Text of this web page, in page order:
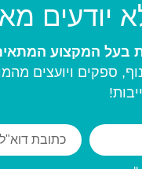
יודעים
ספקים ויועצים